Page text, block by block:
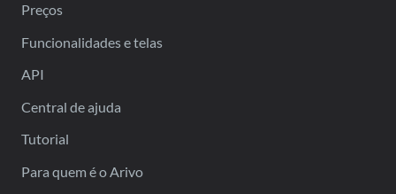
Preços
Funcionalidades e telas
API
Central de ajuda
Tutorial
Para quem é o Arivo